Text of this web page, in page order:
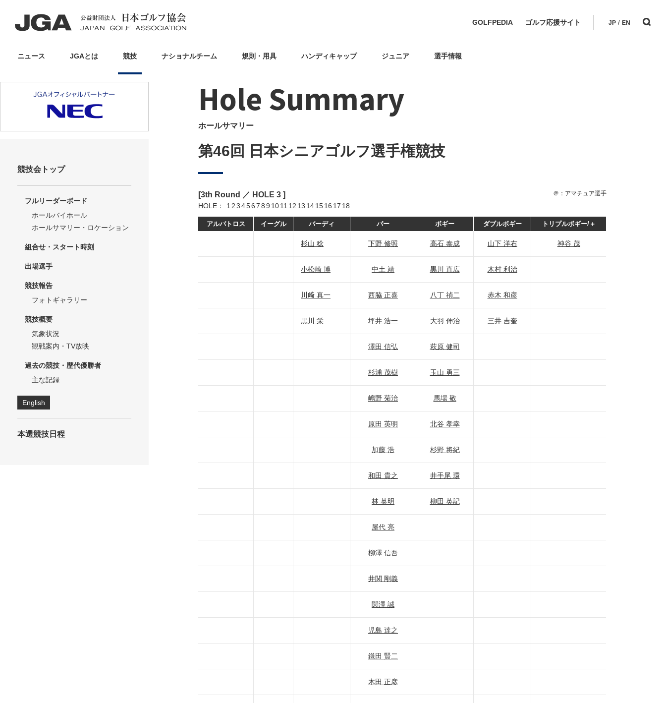
GOLFPEDIA ゴルフ応援サイト JP / EN
ニュース JGAとは 競技 ナショナルチーム 規則・用具 ハンディキャップ ジュニア 選手情報
Hole Summary
ホールサマリー
第46回 日本シニアゴルフ選手権競技
[3th Round ／ HOLE 3 ]
HOLE 1 23456789 1011 12 13 141516 17 18
＠：アマチュア選手
アルバトロス イーグル バーディ パー ボギー ダブルボギー トリプルボギー/＋
杉山 稔 下野 修照 高石 泰成 山下 洋右 神谷 茂
小松崎 博 中土 靖 黒川 直広 木村 利治
川﨑 真一 西脇 正喜 八丁 禎二 赤木 和彦
黒川 栄 坪井 浩一 大羽 伸治 三井 吉奎
澤田 信弘 萩原 健司
杉浦 茂樹 玉山 勇三
嶋野 菊治 馬場 敬
原田 英明 北谷 孝幸
加藤 浩 杉野 将紀
和田 貴之 井手尾 環
林 英明 柳田 英記
屋代 亮
柳澤 信吾
井関 剛義
関澤 誠
児島 達之
鎌田 賢二
木田 正彦
競技会トップ
フルリーダーボード
ホールバイホール
ホールサマリー・ロケーション
組合せ・スタート時刻
出場選手
競技報告
フォトギャラリー
競技概要
気象状況
観戦案内・TV放映
過去の競技・歴代優勝者
主な記録
English
本選競技日程